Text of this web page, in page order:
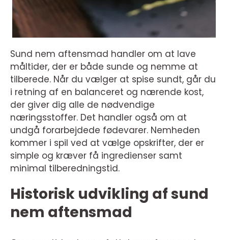
Sund nem aftensmad handler om at lave
måltider, der er både sunde og nemme at
tilberede. Når du vælger at spise sundt, går du
i retning af en balanceret og nærende kost,
der giver dig alle de nødvendige
næringsstoffer. Det handler også om at
undgå forarbejdede fødevarer. Nemheden
kommer i spil ved at vælge opskrifter, der er
simple og kræver få ingredienser samt
minimal tilberedningstid.
Historisk udvikling af sund
nem aftensmad